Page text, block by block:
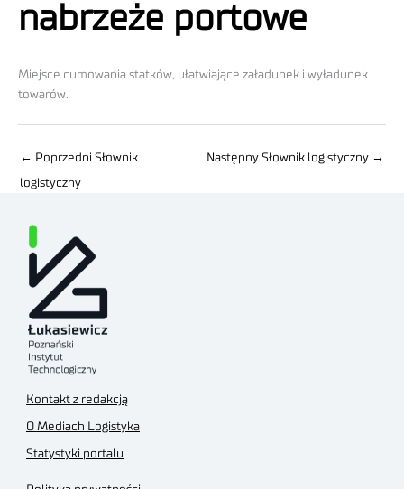
nabrzeże portowe
Miejsce cumowania statków, ułatwiające załadunek i wyładunek
towarów.
← Poprzedni Słownik
logistyczny
Następny Słownik logistyczny →
Kontakt z redakcją
O Mediach Logistyka
Statystyki portalu